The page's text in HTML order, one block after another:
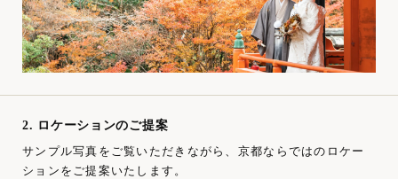
2. ロケーションのご提案
サンプル写真をご覧いただきながら、京都ならではのロケー
ションをご提案いたします。